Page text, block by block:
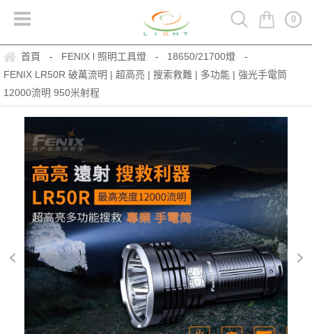
0
首頁 - FENIX l 照明工具燈 - 18650/21700燈 -
FENIX LR50R 破萬流明 | 超高亮 | 搜索救難 | 多功能 | 強光手電筒
12000流明 950米射程